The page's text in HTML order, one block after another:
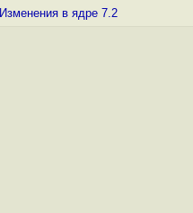
Изменения в ядре 7.2